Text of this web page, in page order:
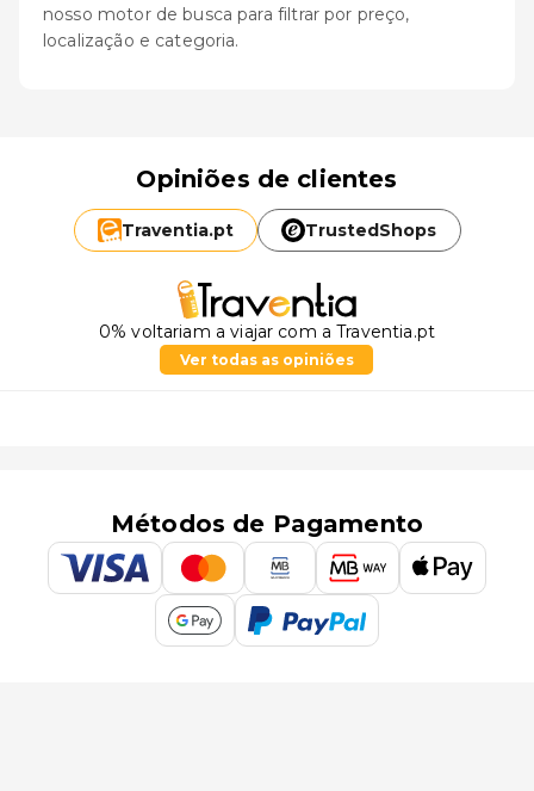
nosso motor de busca para filtrar por preço,
localização e categoria.
Opiniões de clientes
Traventia.pt TrustedShops
0% voltariam a viajar com a Traventia.pt
Ver todas as opiniões
Métodos de Pagamento